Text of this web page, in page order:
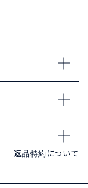
返品特約について